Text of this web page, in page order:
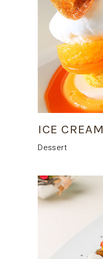
ICE CREAM
Dessert